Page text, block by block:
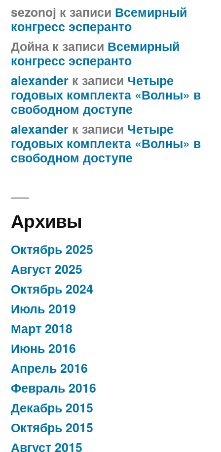
sezonoj к записи Всемирный
конгресс эсперанто
Дойна к записи Всемирный
конгресс эсперанто
alexander к записи Четыре
годовых комплекта «Волны» в
свободном доступе
alexander к записи Четыре
годовых комплекта «Волны» в
свободном доступе
Архивы
Октябрь 2025
Август 2025
Октябрь 2024
Июль 2019
Март 2018
Июнь 2016
Апрель 2016
Февраль 2016
Декабрь 2015
Октябрь 2015
Август 2015